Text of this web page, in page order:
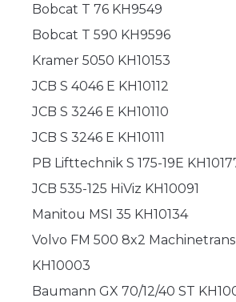
Bobcat T 76 KH9549
Bobcat T 590 KH9596
Kramer 5050 KH10153
JCB S 4046 E KH10112
JCB S 3246 E KH10110
JCB S 3246 E KH10111
PB Lifttechnik S 175-19E
JCB 535-125 HiViz KH10091
Manitou MSI 35 KH10134
Volvo FM 500 8x2
KH10003
Baumann GX 70/12/40 ST